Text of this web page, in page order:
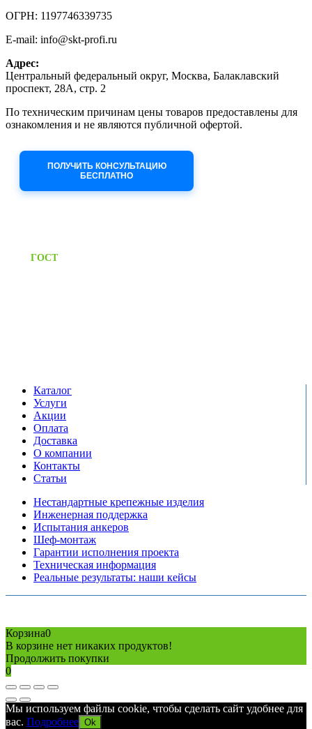
ОГРН: 1197746339735
E-mail: info@skt-profi.ru
Адрес:
Центральный федеральный округ, Москва, Балаклавский
проспект, 28А, стр. 2
По техническим причинам цены товаров предоставлены для
ознакомления и не являются публичной офертой.
ПОЛУЧИТЬ КОНСУЛЬТАЦИЮ
БЕСПЛАТНО
ГОСТПредоставляем паспорт
Каталог
Услуги
Акции
Оплата
Доставка
О компании
Контакты
Статьи
Нестандартные крепежные изделия
Инженерная поддержка
Испытания анкеров
Шеф-монтаж
Гарантии исполнения проекта
Техническая информация
Реальные результаты: наши кейсы
Корзина0
В корзине нет никаких продуктов!
Продолжить покупки
0
Мы используем файлы cookie, чтобы сделать сайт удобнее для
вас. Подробнее Ok